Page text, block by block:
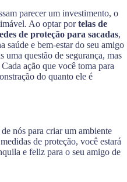
parecer um investimento, o
Ao optar portelas de
de proteção para sacadas,
saúde e bem-estar do seu amigo
uma questão de segurança, mas
ação que você toma para
do quanto ele é
nós para criar um ambiente
de proteção, você estará
e feliz para o seu amigo de